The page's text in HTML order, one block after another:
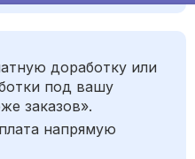
доработку или
под вашу
заказов».
напрямую